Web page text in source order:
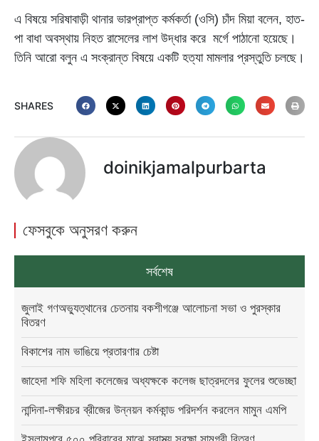
এ বিষয়ে সরিষাবাড়ী থানার ভারপ্রাপ্ত কর্মকর্তা (ওসি) চাঁদ মিয়া বলেন, হাত-
পা বাধা অবস্থায় নিহত রাসেলের লাশ উদ্ধার করে মর্গে পাঠানো হয়েছে।
তিনি আরো বলুন এ সংক্রান্ত বিষয়ে একটি হত্যা মামলার প্রস্তুতি চলছে।
SHARES
doinikjamalpurbarta
ফেসবুকে অনুসরণ করুন
সর্বশেষ
জুলাই গণঅভ্যুত্থানের চেতনায় বকশীগঞ্জে আলোচনা সভা ও পুরস্কার
বিতরণ
বিকাশের নাম ভাঙিয়ে প্রতারণার চেষ্টা
জাহেদা শফি মহিলা কলেজের অধ্যক্ষকে কলেজ ছাত্রদলের ফুলের শুভেচ্ছা
নান্দিনা-লক্ষীরচর ব্রীজের উন্নয়ন কর্মকান্ড পরিদর্শন করলেন মামুন এমপি